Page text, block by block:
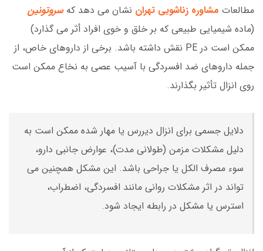
مطالعات مشاوره زناشویی تهران نشان می دهد که سروتونین
(ماده شیمیایی طبیعی که بر خلق و خوی افراد أثر می گذارد)
ممکن است در PE نقش داشته باشد. برخی از داروهای خاص، از
جمله داروهای ضد افسردگی با آسیب عصی به نخاع ممکن است
روی انزال تأثیر بگذارند.
دلایل جسمی برای انزال دیررس یا مهار شده ممکن است به
دلیل مشکلات مزمن (طولانی مدت)، عوارض جانبی دارو،
سوء مصرف الکل یا جراحی باشد. این مشکل همچنین می
تواند در اثر مشکلات روانی مانند افسردگی، اضطراب،
استرس یا مشکل در رابطه ایجاد شود.